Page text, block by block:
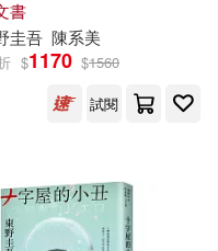
社(1)
書
圭吾 陳系美
$1170 $1560
試閱